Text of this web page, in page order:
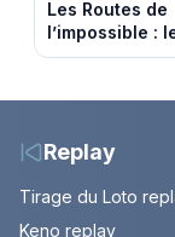
Les Routes de
l’impossible :
glacial d’une
Replay
Tirage du Loto
Keno replay